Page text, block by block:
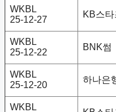
WKBL
25-12-27
KB스타
WKBL
25-12-22
BNK썸
WKBL
25-12-20
하나은
WKBL